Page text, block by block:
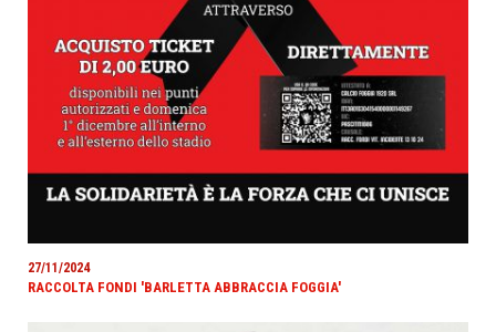
27/11/2024
RACCOLTA FONDI 'BARLETTA ABBRACCIA FOGGIA'